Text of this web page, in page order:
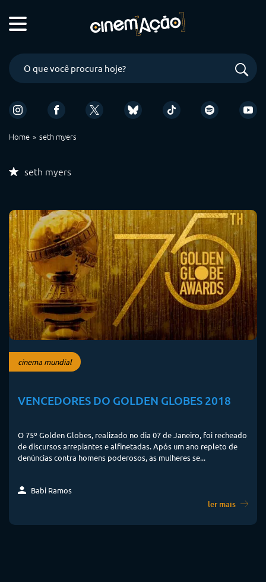
Home seth myers
seth myers
cinema mundial
VENCEDORES DO GOLDEN GLOBES 2018
O 75º Golden Globes, realizado no dia 07 de Janeiro, foi recheado
de discursos arrepiantes e alfinetadas. Após um ano repleto de
denúncias contra homens poderosos, as mulheres se...
Babi Ramos
ler mais